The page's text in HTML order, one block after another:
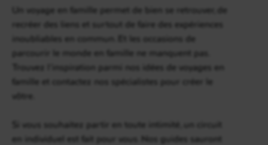
Un voyage en famille permet de bien se retrouver, de
recréer des liens et surtout de faire des expériences
inoubliables en commun. Et les occasions de
parcourir le monde en famille ne manquent pas.
Trouvez l’inspiration parmi nos idées de voyages en
famille et contactez nos spécialistes pour créer le
vôtre.
Si vous souhaitez partir en toute intimité, un circuit
en individuel est fait pour vous. Nos guides sauront